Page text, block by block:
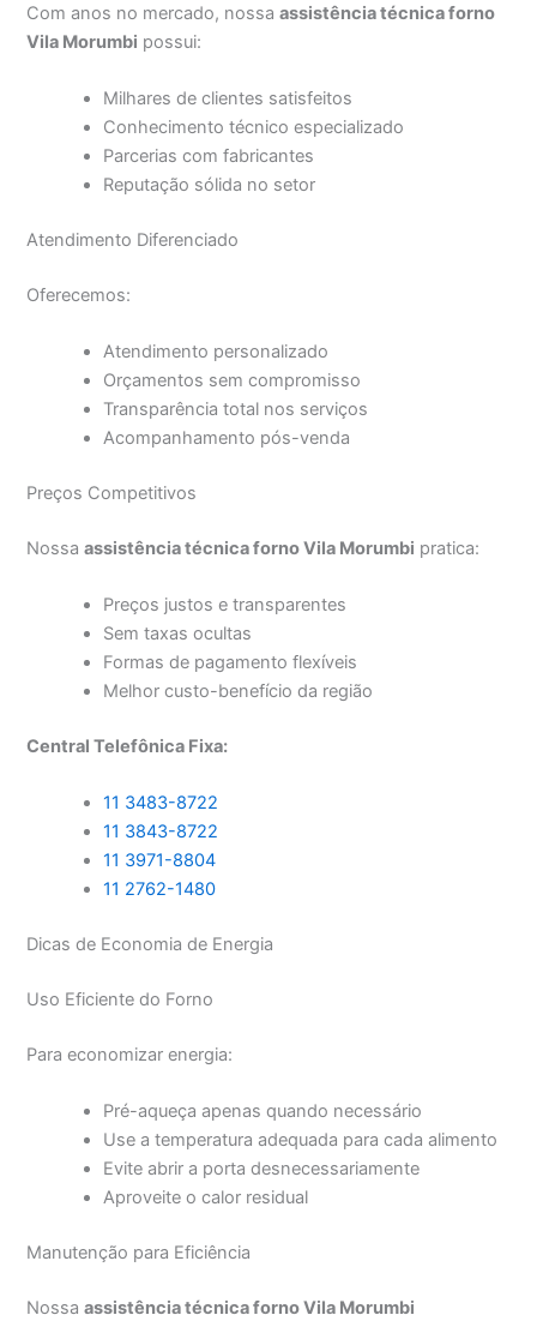
Com anos no mercado, nossaassistência técnica forno
Vila Morumbi possui:
Milhares de clientes satisfeitos
Conhecimento técnico especializado
Parcerias com fabricantes
Reputação sólida no setor
Atendimento Diferenciado
Oferecemos:
Atendimento personalizado
Orçamentos sem compromisso
Transparência total nos serviços
Acompanhamento pós-venda
Preços Competitivos
Nossaassistência técnica forno Vila Morumbi pratica:
Preços justos e transparentes
Sem taxas ocultas
Formas de pagamento flexíveis
Melhor custo-benefício da região
Central Telefônica Fixa:
11 3483-8722
11 3843-8722
11 3971-8804
11 2762-1480
Dicas de Economia de Energia
Uso Eficiente do Forno
Para economizar energia:
Pré-aqueça apenas quando necessário
Use a temperatura adequada para cada alimento
Evite abrir a porta desnecessariamente
Aproveite o calor residual
Manutenção para Eficiência
Nossaassistência técnica forno Vila Morumbi